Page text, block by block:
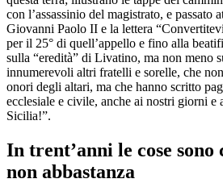
con l’assassinio del magistrato, e passato
Giovanni Paolo II e la lettera
per il 25° di quell’appello e fino alla
sulla “eredità” di Livatino, ma non meno
innumerevoli altri fratelli e sorelle, che
onori degli altari, ma che hanno scritto
ecclesiale e civile, anche ai nostri giorni e
Sicilia!”.
In trent’anni le cose sono
non abbastanza